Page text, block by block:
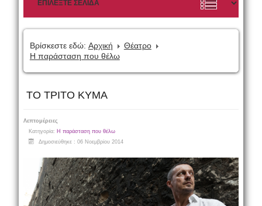
Βρίσκεστε εδώ: Αρχική
Θέατρο
Η παράσταση που θέλω
ΤΟ ΤΡΙΤΟ ΚΥΜΑ
Λεπτομέρειες
Κατηγορία: Η παράσταση που θέλω
Δημοσιεύθηκε : 06 Νοεμβρίου 2014